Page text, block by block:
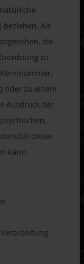
Als
die
zu
oder zu einem
Ausdruck der
dieser
kann.